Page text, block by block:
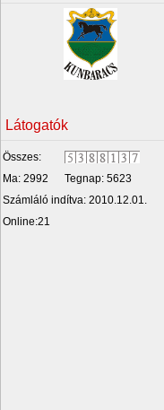
Látogatók
Összes:
Ma: 2992
Tegnap: 5623
Számláló indítva: 2010.12.01.
Online:21